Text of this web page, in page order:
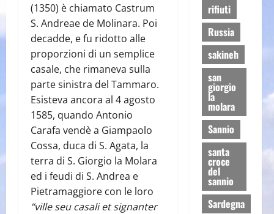
(1350) è chiamato Castrum
S. Andreae de Molinara. Poi
decadde, e fu ridotto alle
proporzioni di un semplice
casale, che rimaneva sulla
parte sinistra del Tammaro.
Esisteva ancora al 4 agosto
1585, quando Antonio
Carafa vendè a Giampaolo
Cossa, duca di S. Agata, la
terra di S. Giorgio la Molara
ed i feudi di S. Andrea e
Pietramaggiore con le loro
“ville seu casali et signanter
rifiuti
Russia
sakineh
san
giorgio
la
molara
Sannio
santa
croce
del
sannio
Sardegna